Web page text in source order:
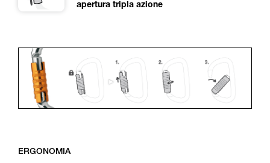
apertura tripla azione
ERGONOMIA